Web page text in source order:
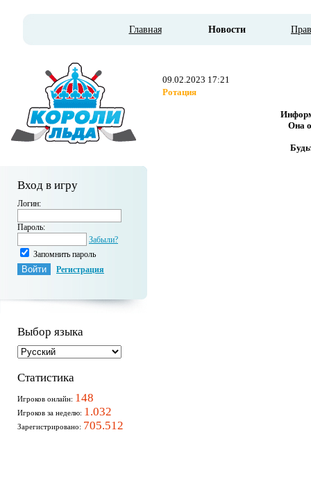
Главная Новости
Вход в игру
Логин:
Пароль:
Забыли?
Запомнить пароль
Регистрация
Выбор языка
Статистика
Игроков онлайн: 148
Игроков за неделю: 1.032
Зарегистрировано: 705.512
09.02.2023 17:21
Ротация
Она